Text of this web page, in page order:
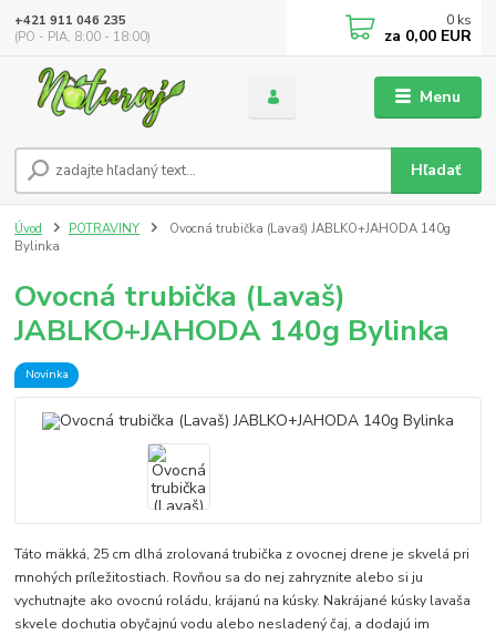
Menu
Hľadať
+421 911 046 235
(PO - PIA, 8:00 - 18:00)
0 ks
za 0,00 EUR
Úvod POTRAVINY
Ovocná trubička (Lavaš) JABLKO+JAHODA 140g
Bylinka
Ovocná trubička (Lavaš)
JABLKO+JAHODA 140g Bylinka
Novinka
Táto mäkká, 25 cm dlhá zrolovaná trubička z ovocnej drene je skvelá pri
mnohých príležitostiach. Rovňou sa do nej zahryznite alebo si ju
vychutnajte ako ovocnú roládu, krájanú na kúsky. Nakrájané kúsky lavaša
skvele dochutia obyčajnú vodu alebo nesladený čaj, a dodajú im